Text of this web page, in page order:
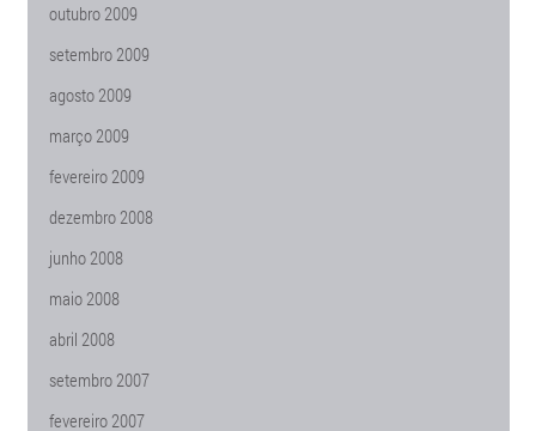
outubro 2009
setembro 2009
agosto 2009
março 2009
fevereiro 2009
dezembro 2008
junho 2008
maio 2008
abril 2008
setembro 2007
fevereiro 2007